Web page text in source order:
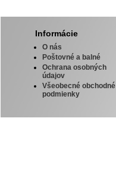
Informácie
O nás
Poštovné a balné
Ochrana osobných
údajov
Všeobecné obchodné
podmienky